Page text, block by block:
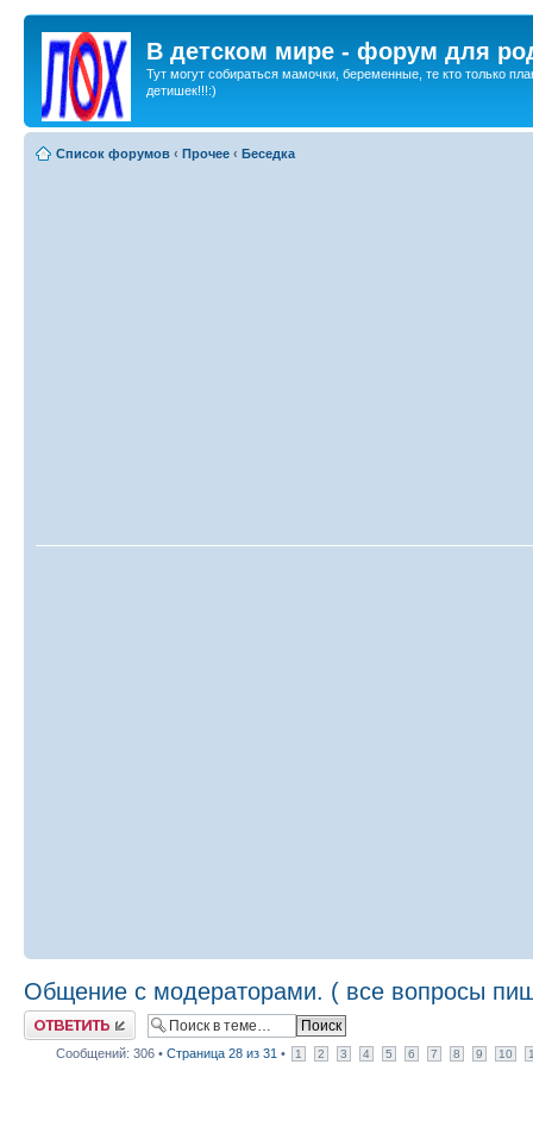
В детском мире - форум для
Тут могут собираться мамочки, беременные, те кто только
детишек!!!:)
Список форумов ‹ Прочее ‹ Беседка
Общение с модераторами. ( все вопросы
Ответить
Сообщений: 306 • Страница 28 из 31 • 1 2 3 4 5 6 7 8 9 10